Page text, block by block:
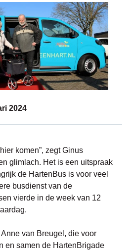
2024
komen”, zegt Ginus
glimlach. Het is een uitspraak
de HartenBus is voor veel
busdienst van de
vierde in de week van 12
van Breugel, die voor
en samen de HartenBrigade